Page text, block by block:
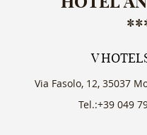
V
Via Fasolo, 12, 35037
Tel.:+39 049